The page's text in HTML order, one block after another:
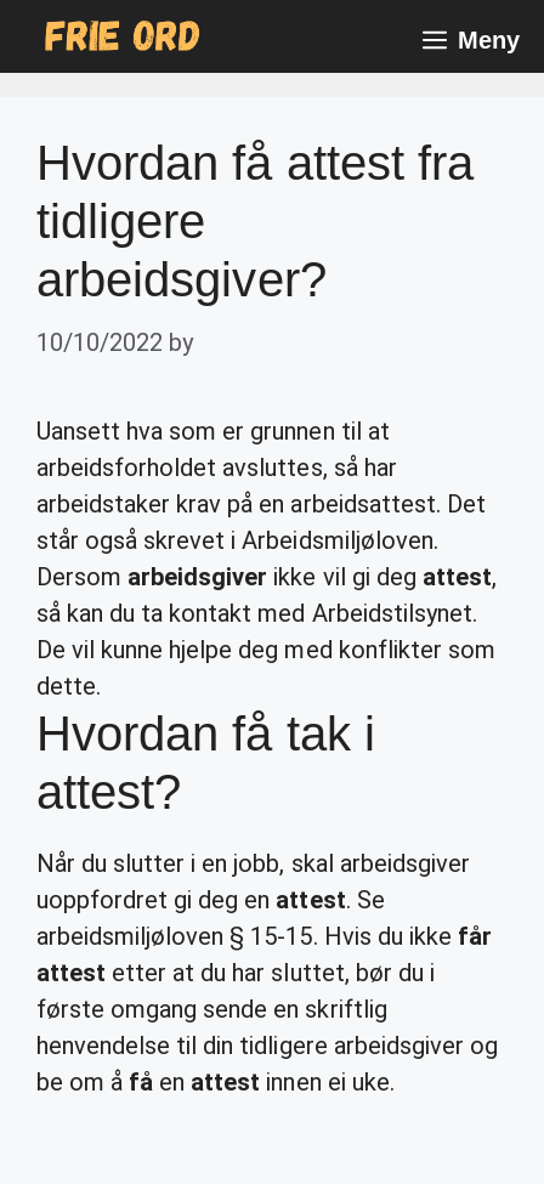
Meny
Hvordan få attest fra
tidligere
arbeidsgiver?
10/10/2022 by
Uansett hva som er grunnen til at
arbeidsforholdet avsluttes, så har
arbeidstaker krav på en arbeidsattest. Det
står også skrevet i Arbeidsmiljøloven.
Dersom arbeidsgiver ikke vil gi deg attest,
så kan du ta kontakt med Arbeidstilsynet.
De vil kunne hjelpe deg med konflikter som
dette.
Hvordan få tak i
attest?
Når du slutter i en jobb, skal arbeidsgiver
uoppfordret gi deg en attest. Se
arbeidsmiljøloven § 15-15. Hvis du ikke får
attest etter at du har sluttet, bør du i
første omgang sende en skriftlig
henvendelse til din tidligere arbeidsgiver og
be om å få en attest innen ei uke.